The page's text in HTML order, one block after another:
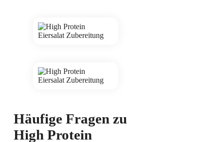
Häufige Fragen zu
High Protein